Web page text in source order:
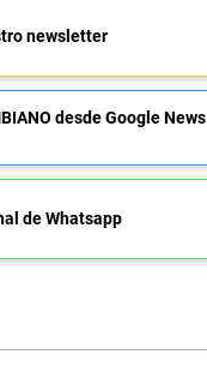
newsletter
desde Google News
de Whatsapp